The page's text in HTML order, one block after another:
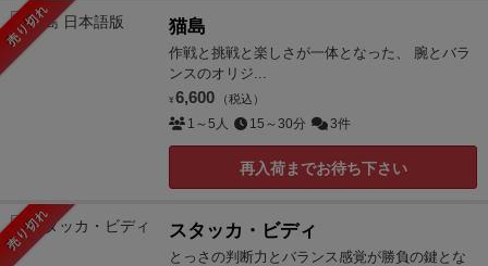
売り切れ 猫島
作戦と挑戦と楽しさが一体となった、 腕とバラ
ンスのオリジ...
¥ 6,600 （税込）
1～5人 15～30分 3件
再入荷までお待ち下さい
売り切れ スタッカ・ビディ
とっさの判断力とバランス感覚が勝負の鍵とな